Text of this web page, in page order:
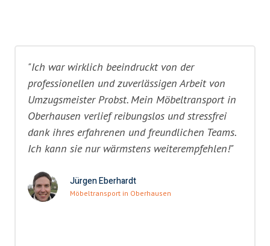
"Ich war wirklich beeindruckt von der
professionellen und zuverlässigen Arbeit von
Umzugsmeister Probst. Mein Möbeltransport in
Oberhausen verlief reibungslos und stressfrei
dank ihres erfahrenen und freundlichen Teams.
Ich kann sie nur wärmstens weiterempfehlen!"
Jürgen Eberhardt
Möbeltransport in Oberhausen